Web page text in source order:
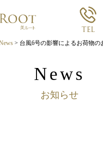
TEL
> 台風6号の影響によるお荷物の
News
お知らせ